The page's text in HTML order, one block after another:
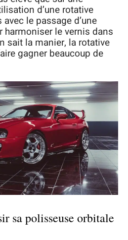
d’une rotative
le passage d’une
harmoniser le vernis dans
sait la manier, la rotative
gagner beaucoup de
sa polisseuse orbitale